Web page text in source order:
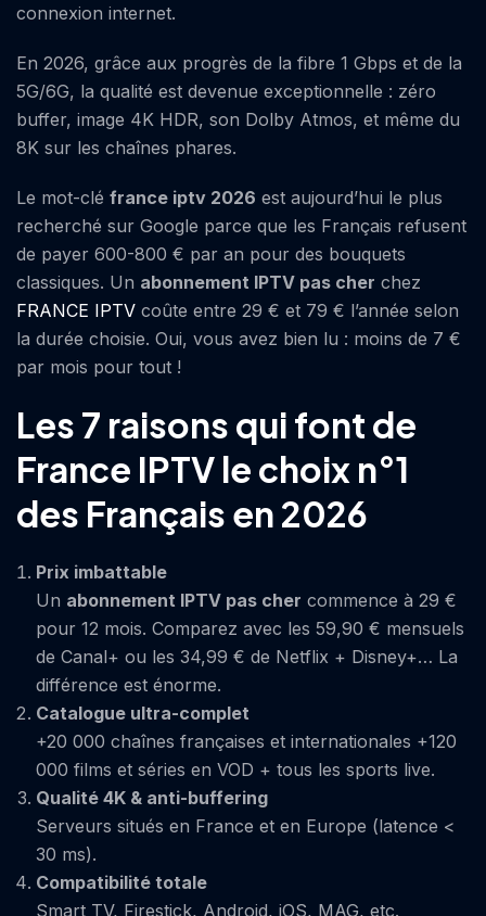
connexion internet.
En 2026, grâce aux progrès de la fibre 1 Gbps et de la
5G/6G, la qualité est devenue exceptionnelle : zéro
buffer, image 4K HDR, son Dolby Atmos, et même du
8K sur les chaînes phares.
Le mot-clé france iptv 2026 est aujourd’hui le plus
recherché sur Google parce que les Français refusent
de payer 600-800 € par an pour des bouquets
classiques. Un abonnement IPTV pas cher chez
FRANCE IPTV coûte entre 29 € et 79 € l’année selon
la durée choisie. Oui, vous avez bien lu : moins de 7 €
par mois pour tout !
Les 7 raisons qui font de
France IPTV le choix n°1
des Français en 2026
Prix imbattable
Un abonnement IPTV pas cher commence à 29 €
pour 12 mois. Comparez avec les 59,90 € mensuels
de Canal+ ou les 34,99 € de Netflix + Disney+… La
différence est énorme.
Catalogue ultra-complet
+20 000 chaînes françaises et internationales +120
000 films et séries en VOD + tous les sports live.
Qualité 4K & anti-buffering
Serveurs situés en France et en Europe (latence <
30 ms).
Compatibilité totale
Smart TV, Firestick, Android, iOS, MAG, etc.